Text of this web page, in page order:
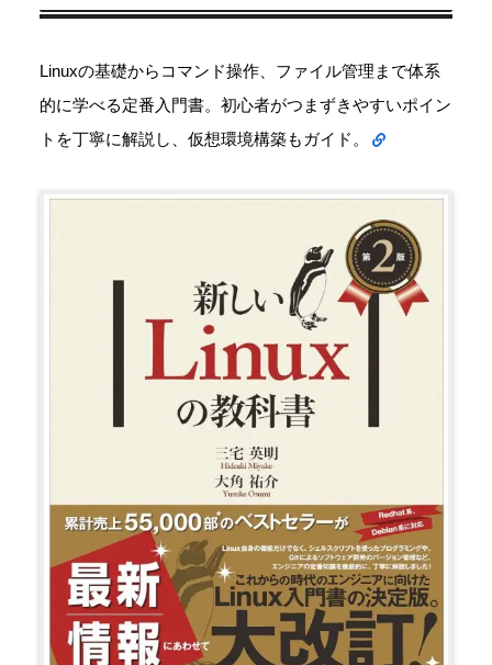
Linuxの基礎からコマンド操作、ファイル管理まで体系
的に学べる定番入門書。初心者がつまずきやすいポイン
トを丁寧に解説し、仮想環境構築もガイド。